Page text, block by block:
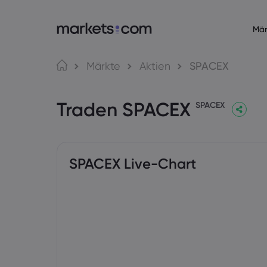
App
MT4
Über Markets.com
Globales Angebot
Märkte Aktien SPACEX
Traden SPACEX SPACEX
SPACEX Live-Chart